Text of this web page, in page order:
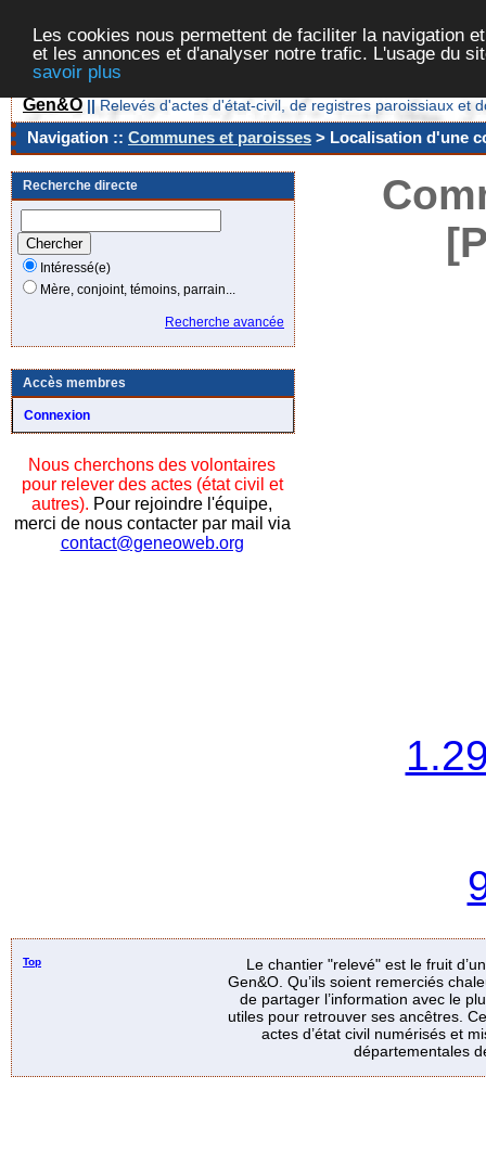
Les cookies nous permettent de faciliter la navigation
et les annonces et d'analyser notre trafic. L'usage du
savoir plus
Gen&O || Relevés d'actes d'état-civil, de registres paroissiaux et
Navigation :: Communes et paroisses > Localisation d'une
Recherche directe
Intéressé(e)
Mère, conjoint, témoins, parrain...
Recherche avancée
Accès membres
Connexion
Nous cherchons des volontaires
pour relever des actes (état civil et
autres). Pour rejoindre l'équipe,
merci de nous contacter par mail via
contact@geneoweb.org
Top
Le chantier "relevé" est le fruit
Gen&O. Qu’ils soient remerciés
de partager l’information avec le
utiles pour retrouver ses ancêtres.
actes d’état civil numérisés et
départementales